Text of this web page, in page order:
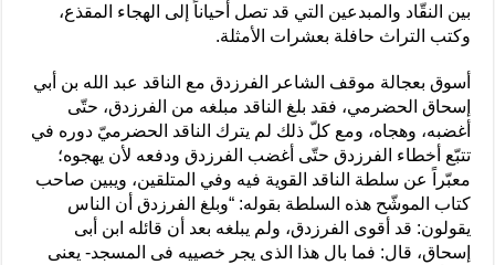
بين النقّاد والمبدعين التي قد تصل أحياناً إلى الهجاء المقذع،
وكتب التراث حافلة بعشرات الأمثلة.
أسوق بعجالة موقف الشاعر الفرزدق مع الناقد عبد الله بن أبي
إسحاق الحضرمي، فقد بلغ الناقد مبلغه من الفرزدق، حتّى
أغضبه، وهجاه، ومع كلّ ذلك لم يترك الناقد الحضرميّ دوره في
تتبّع أخطاء الفرزدق حتّى أغضب الفرزدق ودفعه لأن يهجوه؛
معبّراً عن سلطة الناقد القوية فيه وفي المتلقين، ويبين صاحب
كتاب الموشّح هذه السلطة بقوله: “وبلغ الفرزدق أن الناس
يقولون: قد أقوى الفرزدق، ولم يبلغه بعد أن قائله ابن أبى
إسحاق، قال: فما بال هذا الذى يجر خصييه فى المسجد- يعنى